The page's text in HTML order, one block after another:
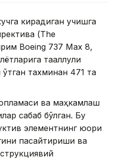
кирадиган учишга
(The
Boeing 737 Max 8,
тааллуқли
тахминан 471 та
ва маҳкамлаш
сабаб бўлган. Бу
элементнинг юқори
пасайтириши ва